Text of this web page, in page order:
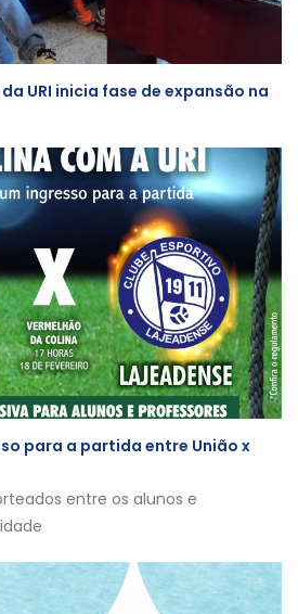
URI inicia fase de expansão na
para a partida entre União x
entre os alunos e